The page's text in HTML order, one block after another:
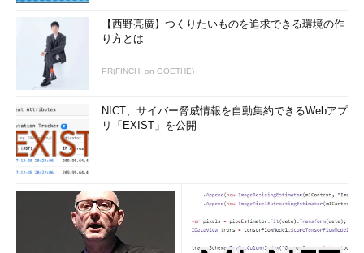
【西野亮廣】つくりたいものを追求できる環境の作
り方とは
PR(FINCHI on GOETHE)
NICT、サイバー脅威情報を自動集約できるWebアプ
リ「EXIST」を公開